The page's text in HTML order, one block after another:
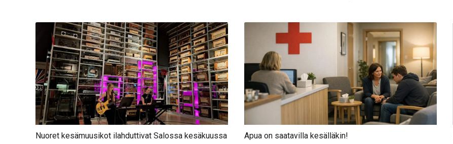
Nuoret kesämuusikot ilahduttivat Salossa kesäkuussa Apua on saatavilla kesälläkin!